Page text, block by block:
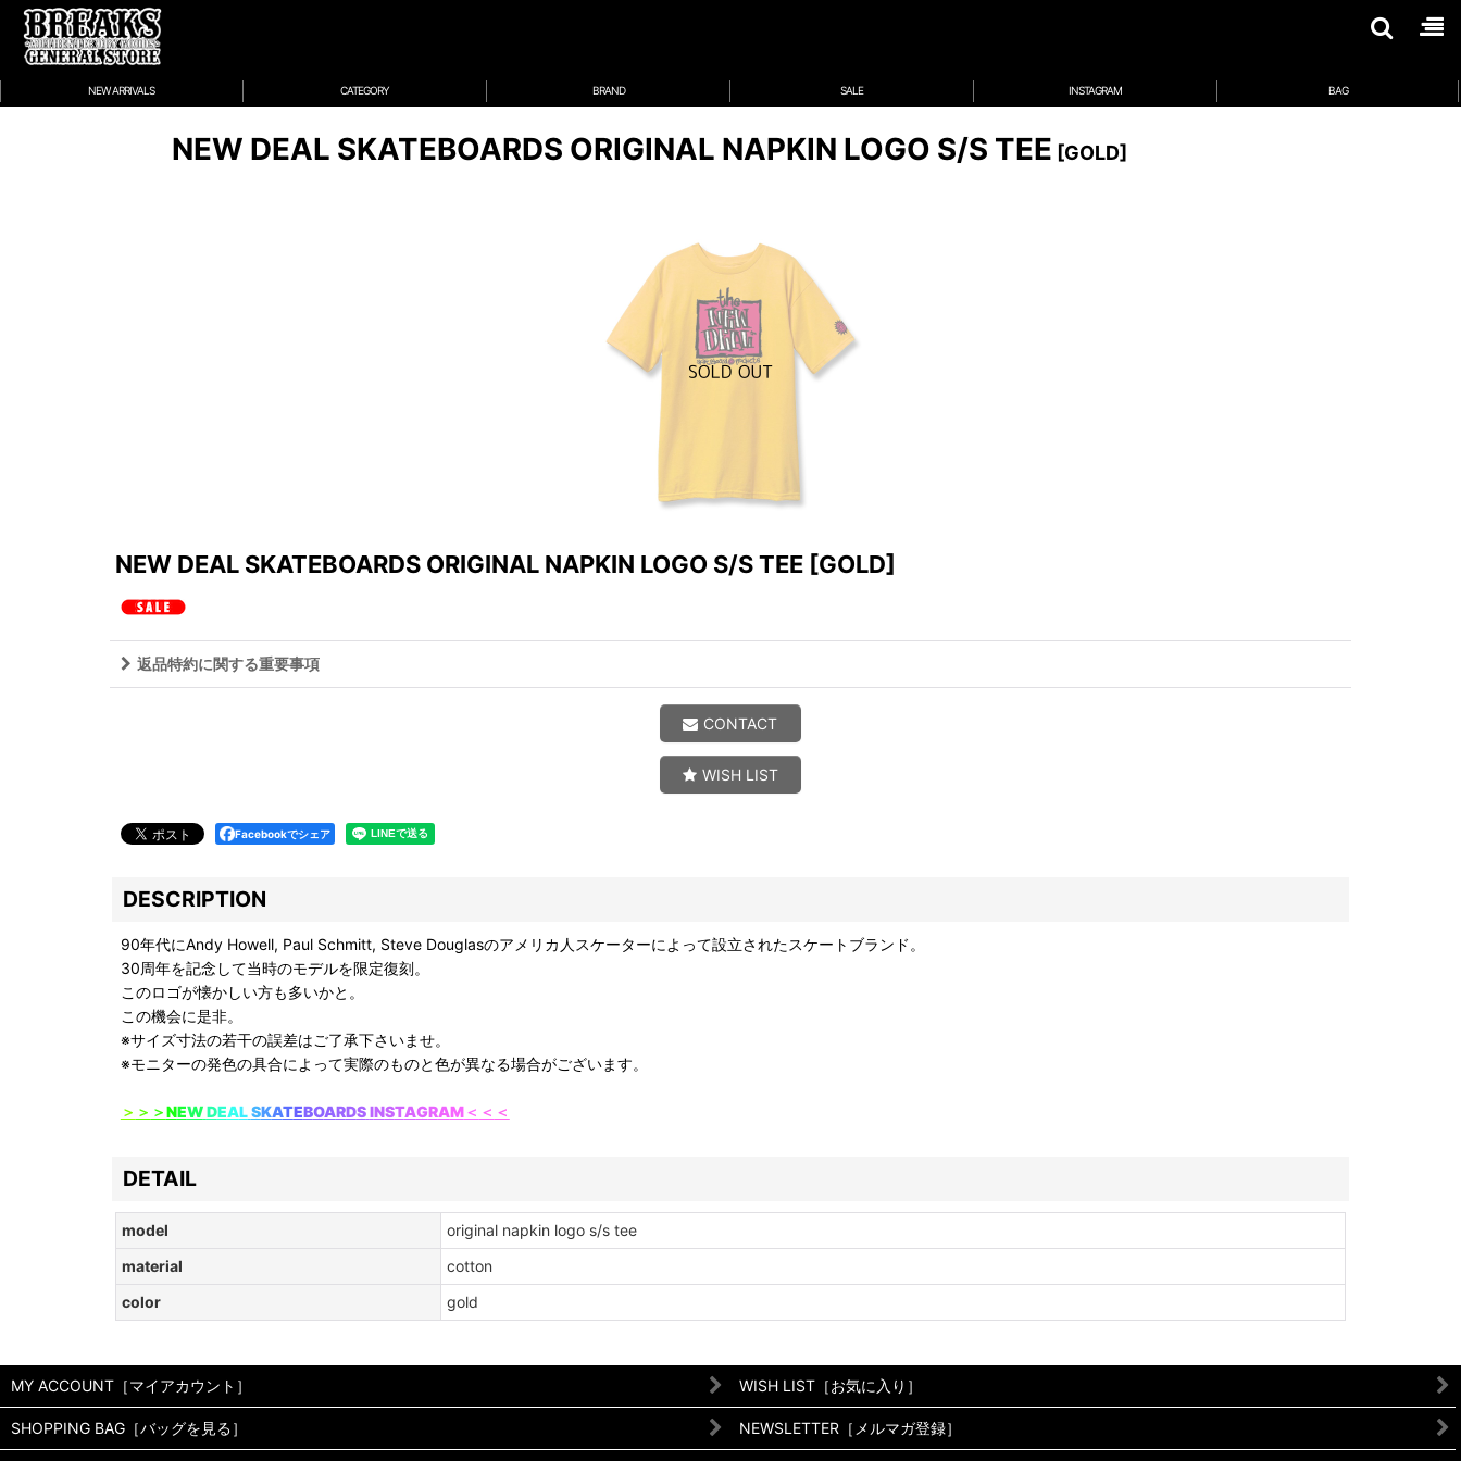
NEW ARRIVALS CATEGORY BRAND SALE INSTAGRAM BAG
NEW DEAL SKATEBOARDS ORIGINAL NAPKIN LOGO S/S TEE [GOLD]
NEW DEAL SKATEBOARDS ORIGINAL NAPKIN LOGO S/S TEE [GOLD]
返品特約に関する重要事項
CONTACT
WISH LIST
Facebookでシェア
DESCRIPTION
90年代にAndy Howell, Paul Schmitt, Steve Douglasのアメリカ人スケーターによって設立されたスケートブランド。
30周年を記念して当時のモデルを限定復刻。
このロゴが懐かしい方も多いかと。
この機会に是非。
※サイズ寸法の若干の誤差はご了承下さいませ。
※モニターの発色の具合によって実際のものと色が異なる場合がございます。
＞ ＞ ＞NEWDEALSKATEBOARDSINSTAGRAM＜ ＜ ＜
DETAIL
model
original napkin logo s/s tee
material
cotton
color
gold
MY ACCOUNT［マイアカウント］ WISH LIST［お気に入り］
SHOPPING BAG［バッグを見る］ NEWSLETTER［メルマガ登録］